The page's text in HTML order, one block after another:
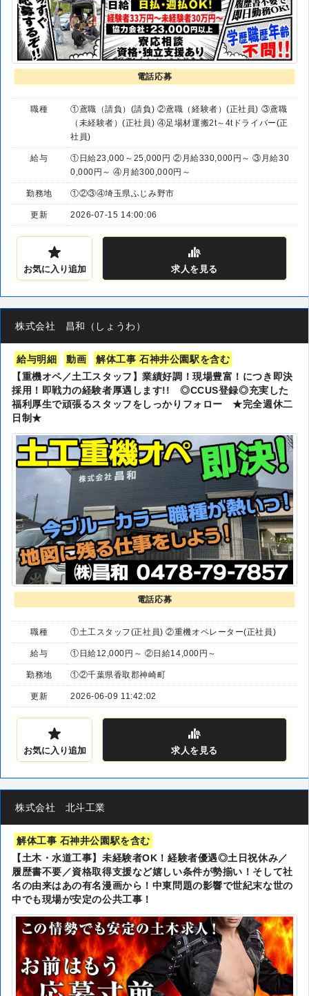
電話応募
職種
①鳶職（請負）(請負) ②鳶職（経験者）(正社員) ③鳶職
（未経験者）(正社員) ④足場材運搬2t～4tドライバー(正
社員)
給与
①日給23,000～25,000円 ②月給330,000円～ ③月給30
0,000円～ ④月給300,000円～
勤務地 ①②③④埼玉県ふじみ野市
更新 2026-07-15 14:00:06
お気に入り追加 求人を見る
株式会社 昌和（しょうわ）
給与明細 動画
解体工事 石神井公園駅を含む
【重機オペ／土工スタッフ】業績好調！現場豊富！につき即決
採用！即戦力の経験者厚遇します!! ◎CCUS登録◎充実した
福利厚生で頑張るスタッフをしっかりフォロー ★完全週休二
日制★
電話応募
職種 ①土工スタッフ(正社員) ②重機オペレーター(正社員)
給与 ①日給12,000円～ ②日給14,000円～
勤務地 ①②千葉県香取郡神崎町
更新 2026-06-09 11:42:02
お気に入り追加 求人を見る
株式会社 北斗工業
解体工事 石神井公園駅を含む
【土木・水道工事】未経験者OK！経験者優遇◎土日祝休み／
履歴書不要／資格取得支援など嬉しい条件が勢揃い！そして社
名の由来はあの有名漫画から！中東問題の影響で世紀末な世の
中でも現場が安定の公共工事！